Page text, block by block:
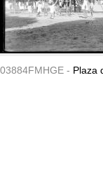
03884FMHGE - Plaza